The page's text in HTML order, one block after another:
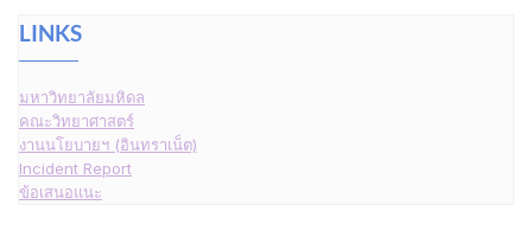
LINKS
มหาวิทยาลัยมหิดล
คณะวิทยาศาสตร์
งานนโยบายฯ (อินทราเน็ต)
Incident Report
ข้อเสนอแนะ